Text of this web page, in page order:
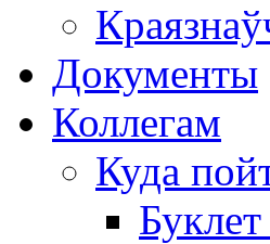
Документы
Коллегам
Куда